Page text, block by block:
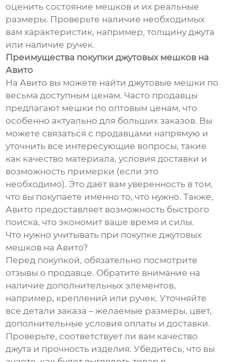
оценить состояние мешков и их реальные
размеры. Проверьте наличие необходимых
вам характеристик, например, толщину джута
или наличие ручек.
Преимущества покупки джутовых мешков на
Авито
На Авито вы можете найти джутовые мешки по
весьма доступным ценам. Часто продавцы
предлагают мешки по оптовым ценам, что
особенно актуально для больших заказов. Вы
можете связаться с продавцами напрямую и
уточнить все интересующие вопросы, такие
как качество материала, условия доставки и
возможность примерки (если это
необходимо). Это даёт вам уверенность в том,
что вы покупаете именно то, что нужно. Также,
Авито предоставляет возможность быстрого
поиска, что экономит ваше время и силы.
Что нужно учитывать при покупке джутовых
мешков на Авито?
Перед покупкой, обязательно посмотрите
отзывы о продавце. Обратите внимание на
наличие дополнительных элементов,
например, креплений или ручек. Уточняйте
все детали заказа – желаемые размеры, цвет,
дополнительные условия оплаты и доставки.
Проверьте, соответствует ли вам качество
джута и прочность изделия. Убедитесь, что вы